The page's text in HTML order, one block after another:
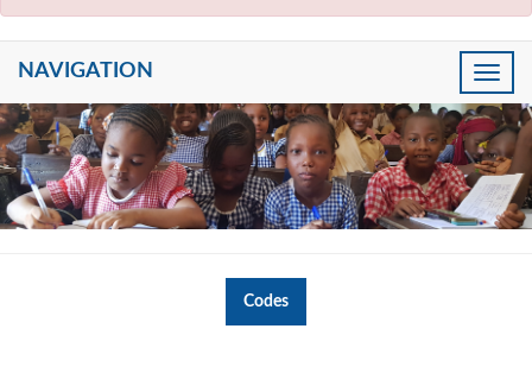
Toggle
NAVIGATION
Codes